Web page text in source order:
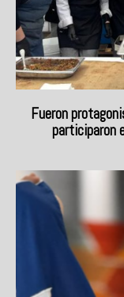
Fueron
participaron